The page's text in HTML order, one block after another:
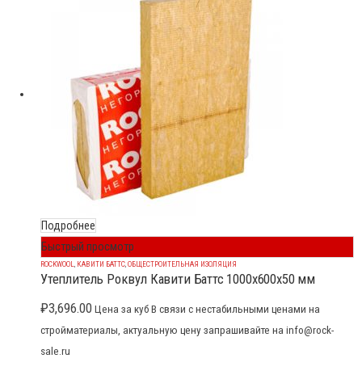
Подробнее
Быстрый просмотр
ROCKWOOL, КАВИТИ БАТТС,ОБЩЕСТРОИТЕЛЬНАЯ ИЗОЛЯЦИЯ
Утеплитель Роквул Кавити Баттс 1000x600x50 мм
₽3,696.00 Цена за куб В связи с нестабильными ценами на
стройматериалы, актуальную цену запрашивайте на info@rock-
sale.ru